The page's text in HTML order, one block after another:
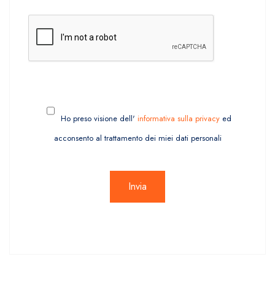
Ho preso visione dell' informativa sulla privacy ed
acconsento al trattamento dei miei dati personali